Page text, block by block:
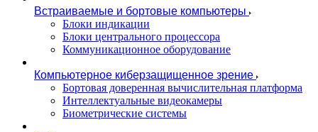
Встраиваемые и бортовые компьютеры
Блоки индикации
Блоки центрального процессора
Коммуникационное оборудование
Компьютерное киберзащищенное зрение
Бортовая доверенная вычислительная платформа
Интеллектуальные видеокамеры
Биометрические системы